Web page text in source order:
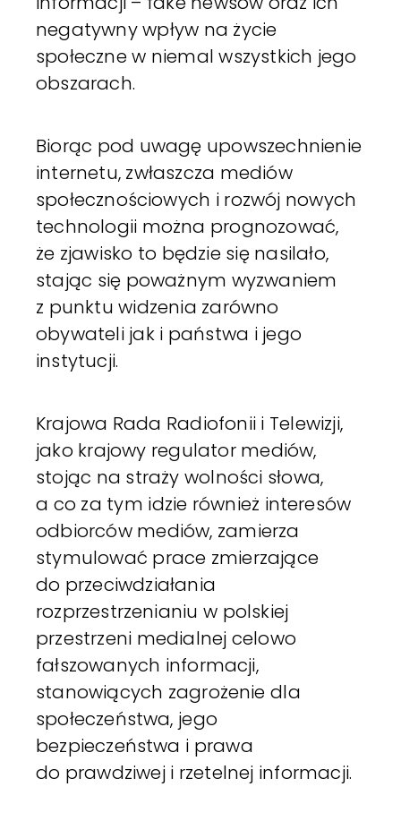
negatywny wpływ na życie
społeczne w niemal wszystkich jego
obszarach.
Biorąc pod uwagę upowszechnienie
internetu, zwłaszcza mediów
społecznościowych i rozwój nowych
technologii można prognozować,
że zjawisko to będzie się nasilało,
stając się poważnym wyzwaniem
z punktu widzenia zarówno
obywateli jak i państwa i jego
instytucji.
Krajowa Rada Radiofonii i Telewizji,
jako krajowy regulator mediów,
stojąc na straży wolności słowa,
a co za tym idzie również interesów
odbiorców mediów, zamierza
stymulować prace zmierzające
do przeciwdziałania
rozprzestrzenianiu w polskiej
przestrzeni medialnej celowo
fałszowanych informacji,
stanowiących zagrożenie dla
społeczeństwa, jego
bezpieczeństwa i prawa
do prawdziwej i rzetelnej informacji.